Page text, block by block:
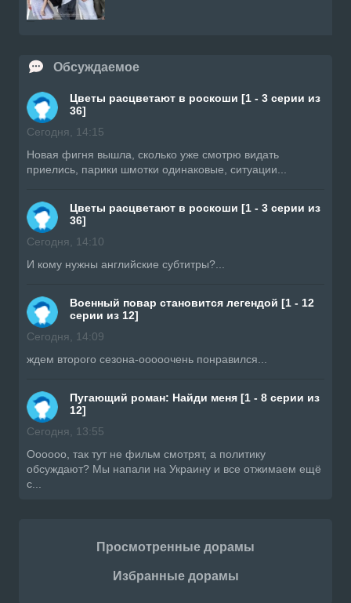
Обсуждаемое
Цветы расцветают в роскоши [1 - 3 серии из
36]
Сегодня, 14:15
Новая фигня вышла, сколько уже смотрю видать
приелись, парики шмотки одинаковые, ситуации...
Цветы расцветают в роскоши [1 - 3 серии из
36]
Сегодня, 14:10
И кому нужны английские субтитры?...
Военный повар становится легендой [1 - 12
серии из 12]
Сегодня, 14:09
ждем второго сезона-ооооочень понравился...
Пугающий роман: Найди меня [1 - 8 серии из
12]
Сегодня, 13:55
Оооооо, так тут не фильм смотрят, а политику
обсуждают? Мы напали на Украину и все отжимаем ещё
с...
Просмотренные дорамы
Избранные дорамы